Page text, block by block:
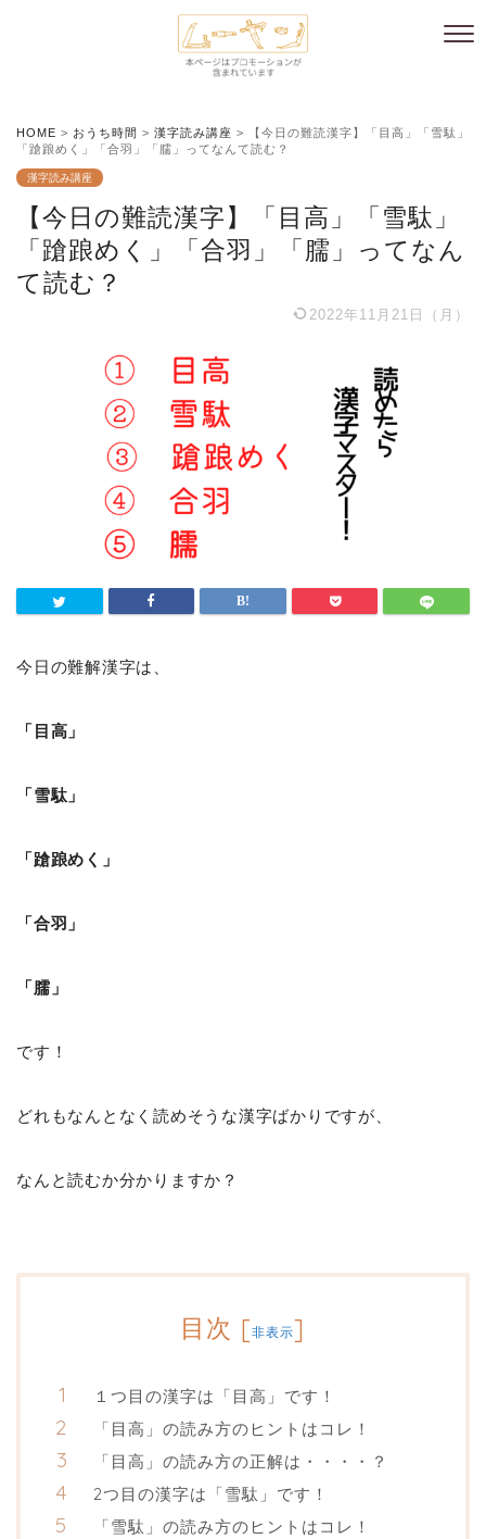
HOME > おうち時間 > 漢字読み講座 >
【今日の難読漢字】「目高」「雪駄」
「蹌踉めく」「合羽」「臑」ってなんて読む？
漢字読み講座
【今日の難読漢字】「目高」「雪駄」
「蹌踉めく」「合羽」「臑」ってなん
て読む？
2022年11月21日（月）
今日の難解漢字は、
「目高」
「雪駄」
「蹌踉めく」
「合羽」
「臑」
です！
どれもなんとなく読めそうな漢字ばかりですが、
なんと読むか分かりますか？
目次 [非表示]
１つ目の漢字は「目高」です！
「目高」の読み方のヒントはコレ！
「目高」の読み方の正解は・・・・？
2つ目の漢字は「雪駄」です！
「雪駄」の読み方のヒントはコレ！